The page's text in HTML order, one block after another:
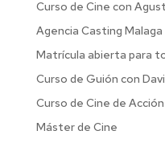
Curso de Cine con
Agencia Casting
Matrícula abierta para
Curso de Guión con
Curso de Cine de
Máster de Cine